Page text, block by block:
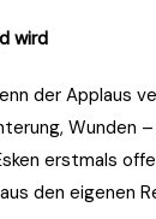
wird
der Applaus
Wunden
erstmals
den eigenen